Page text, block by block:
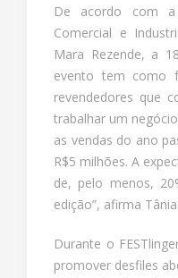
De acordo com a
Comercial e
Mara Rezende, a
evento tem como
revendedores que
trabalhar um
as vendas do ano
R$5 milhões. A
de, pelo menos,
edição”, afirma Tânia.
Durante o
promover desfiles